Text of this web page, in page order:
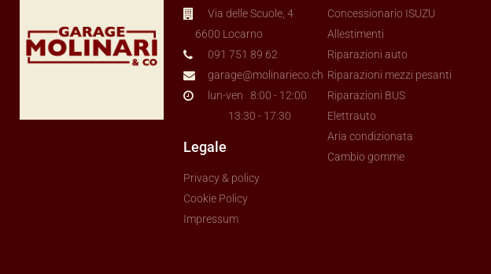
Via delle Scuole, 4
6600 Locarno
091 751 89 62
garage@molinarieco.ch
lun-ven 8:00 - 12:00
13:30 - 17:30
Legale
Privacy & policy
Cookie Policy
Impressum
Concessionario ISUZU
Allestimenti
Riparazioni auto
Riparazioni mezzi pesanti
Riparazioni BUS
Elettrauto
Aria condizionata
Cambio gomme